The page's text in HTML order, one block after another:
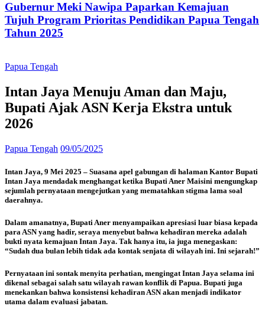
Gubernur Meki Nawipa Paparkan Kemajuan
Tujuh Program Prioritas Pendidikan Papua Tengah
Tahun 2025
Papua Tengah
Intan Jaya Menuju Aman dan Maju,
Bupati Ajak ASN Kerja Ekstra untuk
2026
Papua Tengah 09/05/2025
Intan Jaya, 9 Mei 2025 – Suasana apel gabungan di halaman Kantor Bupati
Intan Jaya mendadak menghangat ketika Bupati Aner Maisini mengungkap
sejumlah pernyataan mengejutkan yang mematahkan stigma lama soal
daerahnya.
Dalam amanatnya, Bupati Aner menyampaikan apresiasi luar biasa kepada
para ASN yang hadir, seraya menyebut bahwa kehadiran mereka adalah
bukti nyata kemajuan Intan Jaya. Tak hanya itu, ia juga menegaskan:
“Sudah dua bulan lebih tidak ada kontak senjata di wilayah ini. Ini sejarah!”
Pernyataan ini sontak menyita perhatian, mengingat Intan Jaya selama ini
dikenal sebagai salah satu wilayah rawan konflik di Papua. Bupati juga
menekankan bahwa konsistensi kehadiran ASN akan menjadi indikator
utama dalam evaluasi jabatan.